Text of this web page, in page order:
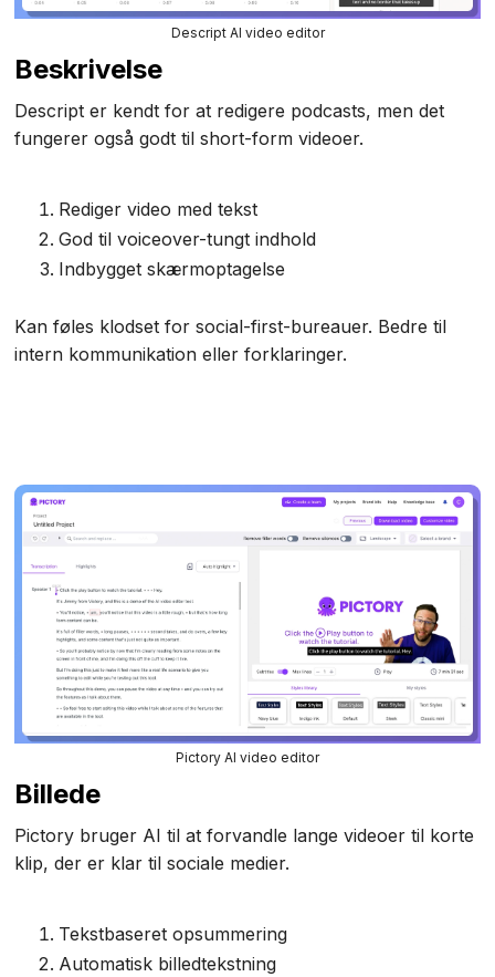
Descript AI video editor
Beskrivelse
Descript er kendt for at redigere podcasts, men det
fungerer også godt til short-form videoer.
Rediger video med tekst
God til voiceover-tungt indhold
Indbygget skærmoptagelse
Kan føles klodset for social-first-bureauer. Bedre til
intern kommunikation eller forklaringer.
Pictory AI video editor
Billede
Pictory bruger AI til at forvandle lange videoer til korte
klip, der er klar til sociale medier.
Tekstbaseret opsummering
Automatisk billedtekstning